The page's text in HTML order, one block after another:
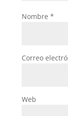
Nombre *
Correo
Web